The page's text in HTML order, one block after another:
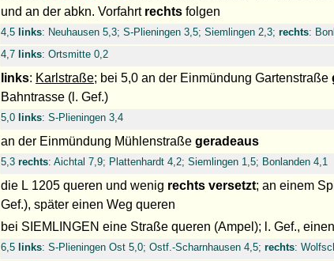
und an der abkn. Vorfahrt rechts folgen
4,5 links: Neuhausen 5,3; S-Plieningen 3,5; Siemlingen 2,3; rechts:
4,7 links: Ortsmitte 0,2
links: Karlstraße; bei 5,0 an der Einmündung Gartenstraße
Bahntrasse (l. Gef.)
5,0 links: S-Plieningen 3,4
an der Einmündung Mühlenstraße geradeaus
5,3 rechts: Aichtal 7,9; Plattenhardt 4,2; Siemlingen 1,5; Bonlanden 4,1
die L 1205 queren und wenig rechts versetzt; an einem
Gef.), später einen Weg queren
bei SIEMLINGEN eine Straße queren (Ampel); l. Gef.,
6,5 links: S-Plieningen Ost 5,0; Ostf.-Scharnhausen 4,5; rechts: